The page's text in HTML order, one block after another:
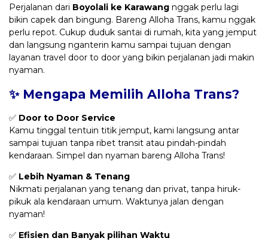
Perjalanan dari Boyolali ke Karawang nggak perlu lagi
bikin capek dan bingung. Bareng Alloha Trans, kamu nggak
perlu repot. Cukup duduk santai di rumah, kita yang jemput
dan langsung nganterin kamu sampai tujuan dengan
layanan travel door to door yang bikin perjalanan jadi makin
nyaman.
✨ Mengapa Memilih Alloha Trans?
✅ Door to Door Service
Kamu tinggal tentuin titik jemput, kami langsung antar
sampai tujuan tanpa ribet transit atau pindah-pindah
kendaraan. Simpel dan nyaman bareng Alloha Trans!
✅ Lebih Nyaman & Tenang
Nikmati perjalanan yang tenang dan privat, tanpa hiruk-
pikuk ala kendaraan umum. Waktunya jalan dengan
nyaman!
✅ Efisien dan Banyak pilihan Waktu